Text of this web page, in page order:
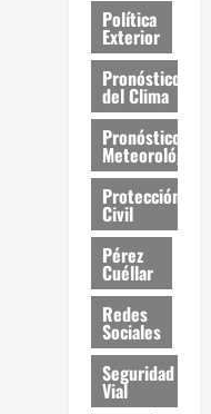
Política
Exterior
Pronóstico
del Clima
Pronóstico
Meteorológico
Protección
Civil
Pérez
Cuéllar
Redes
Sociales
Seguridad
Vial